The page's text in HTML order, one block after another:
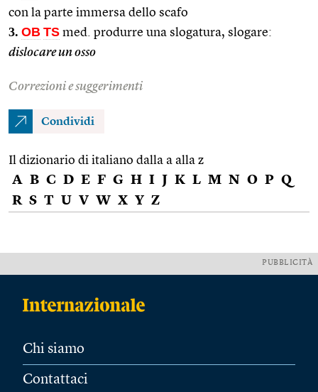
con la parte immersa dello scafo
3. OB TS med. produrre una slogatura, slogare:
dislocare un osso
Correzioni e suggerimenti
Condividi
Il dizionario di italiano dalla a alla z
A B C D E F G H I J K L M N O P Q
R S T U V W X Y Z
PUBBLICITÀ
Chi siamo
Contattaci